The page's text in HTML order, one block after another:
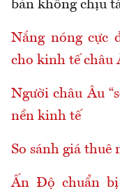
bản không chịu
Nắng nóng cực
cho kinh tế châu
Người châu Âu
nền kinh tế
So sánh giá thuê
Ấn Độ chuẩn